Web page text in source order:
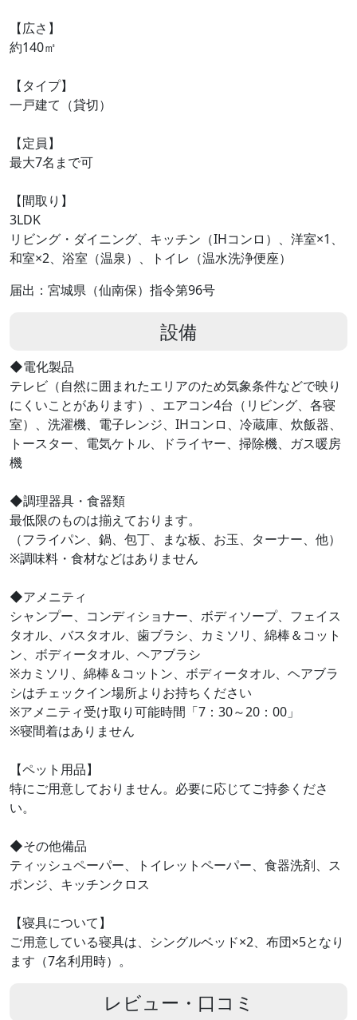
【広さ】
約140㎡
【タイプ】
一戸建て（貸切）
【定員】
最大7名まで可
【間取り】
3LDK
リビング・ダイニング、キッチン（IHコンロ）、洋室×1、
和室×2、浴室（温泉）、トイレ（温水洗浄便座）
届出：宮城県（仙南保）指令第96号
設備
◆電化製品
テレビ（自然に囲まれたエリアのため気象条件などで映り
にくいことがあります）、エアコン4台（リビング、各寝
室）、洗濯機、電子レンジ、IHコンロ、冷蔵庫、炊飯器、
トースター、電気ケトル、ドライヤー、掃除機、ガス暖房
機
◆調理器具・食器類
最低限のものは揃えております。
（フライパン、鍋、包丁、まな板、お玉、ターナー、他）
※調味料・食材などはありません
◆アメニティ
シャンプー、コンディショナー、ボディソープ、フェイス
タオル、バスタオル、歯ブラシ、カミソリ、綿棒＆コット
ン、ボディータオル、ヘアブラシ
※カミソリ、綿棒＆コットン、ボディータオル、ヘアブラ
シはチェックイン場所よりお持ちください
※アメニティ受け取り可能時間「7：30～20：00」
※寝間着はありません
【ペット用品】
特にご用意しておりません。必要に応じてご持参くださ
い。
◆その他備品
ティッシュペーパー、トイレットペーパー、食器洗剤、ス
ポンジ、キッチンクロス
【寝具について】
ご用意している寝具は、シングルベッド×2、布団×5となり
ます（7名利用時）。
レビュー・口コミ